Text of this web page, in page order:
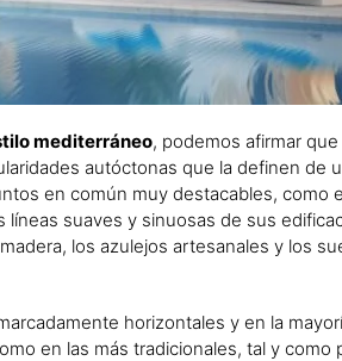
mediterráneo, podemos afirmar
autóctonas que la definen de
en común muy destacables, como
líneas suaves y sinuosas de sus
los azulejos artesanales y los
horizontales y en la
en las más tradicionales, tal y como